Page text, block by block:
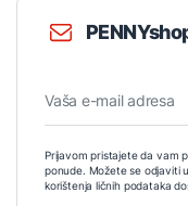
Prijavom pristajete da vam
ponude. Možete se odjaviti
korištenja ličnih podataka